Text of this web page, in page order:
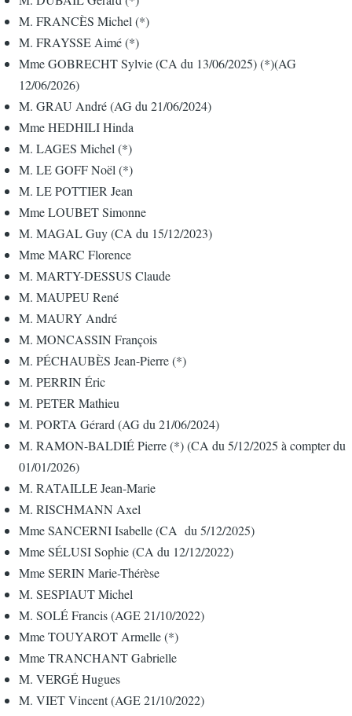
M. FRANCÈS Michel (*)
M. FRAYSSE Aimé (*)
Mme GOBRECHT Sylvie (CA du 13/06/2025) (*)(AG
12/06/2026)
M. GRAU André (AG du 21/06/2024)
Mme HEDHILI Hinda
M. LAGES Michel (*)
M. LE GOFF Noël (*)
M. LE POTTIER Jean
Mme LOUBET Simonne
M. MAGAL Guy (CA du 15/12/2023)
Mme MARC Florence
M. MARTY-DESSUS Claude
M. MAUPEU René
M. MAURY André
M. MONCASSIN François
M. PÉCHAUBÈS Jean-Pierre (*)
M. PERRIN Éric
M. PETER Mathieu
M. PORTA Gérard (AG du 21/06/2024)
M. RAMON-BALDIÉ Pierre (*) (CA du 5/12/2025 à compter du
01/01/2026)
M. RATAILLE Jean-Marie
M. RISCHMANN Axel
Mme SANCERNI Isabelle (CA du 5/12/2025)
Mme SÉLUSI Sophie (CA du 12/12/2022)
Mme SERIN Marie-Thérèse
M. SESPIAUT Michel
M. SOLÉ Francis (AGE 21/10/2022)
Mme TOUYAROT Armelle (*)
Mme TRANCHANT Gabrielle
M. VERGÉ Hugues
M. VIET Vincent (AGE 21/10/2022)